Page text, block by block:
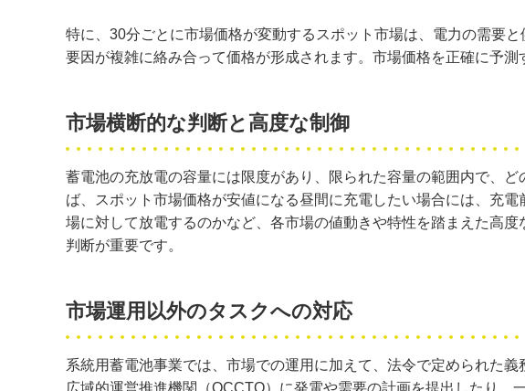
特に、30分ごとに市場価格が変動するスポット市場は、電力の需要
要因が複雑に絡み合って価格が形成されます。市場価格を正確に予
市場横断的な判断と高度な制御
蓄電池の充放電の容量には限度があり、限られた容量の範囲内で、
ば、スポット市場価格が安値になる昼間に充電したい場合には、充
場に対して放電するのかなど、各市場の値動きや特性を踏まえた高
判断が重要です。
市場運用以外のタスクへの対応
系統用蓄電池事業では、市場での運用に加えて、法令で定められた
広域的運営推進機関（OCCTO）に発電や需要の計画を提出したり